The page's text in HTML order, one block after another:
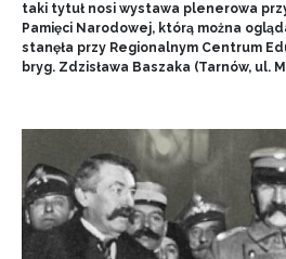
taki tytuł nosi wystawa plenerowa
Pamięci Narodowej, którą można
stanęła przy Regionalnym Centrum
bryg. Zdzisława Baszaka (Tarnów, ul.